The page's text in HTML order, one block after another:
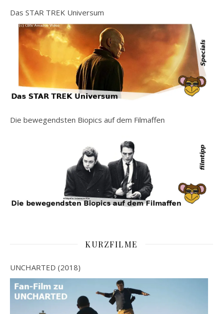
Das STAR TREK Universum
Die bewegendsten Biopics auf dem Filmaffen
KURZFILME
UNCHARTED (2018)